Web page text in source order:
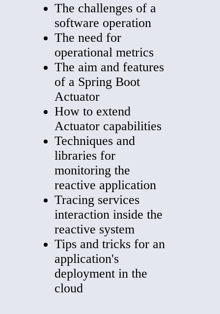
The challenges of a
software operation
The need for
operational metrics
The aim and features
of a Spring Boot
Actuator
How to extend
Actuator capabilities
Techniques and
libraries for
monitoring the
reactive application
Tracing services
interaction inside the
reactive system
Tips and tricks for an
application's
deployment in the
cloud